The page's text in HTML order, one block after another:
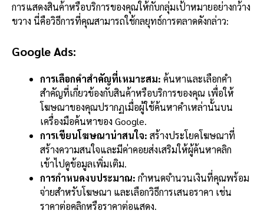
การแสดงสินค้าหรือบริการของคุณให้กับกลุ่มเป้าหมายอย่างกว้าง
ขวาง นี่คือวิธีการที่คุณสามารถใช้กลยุทธ์การตลาดดังกล่าว:
Google Ads:
การเลือกคำสำคัญที่เหมาะสม: ค้นหาและเลือกคำ
สำคัญที่เกี่ยวข้องกับสินค้าหรือบริการของคุณ เพื่อให้
โฆษณาของคุณปรากฏเมื่อผู้ใช้ค้นหาคำเหล่านั้นบน
เครื่องมือค้นหาของ Google.
การเขียนโฆษณาน่าสนใจ: สร้างประโยคโฆษณาที่
สร้างความสนใจและมีค่าคอยส่งเสริมให้ผู้ค้นหาคลิก
เข้าไปดูข้อมูลเพิ่มเติม.
การกำหนดงบประมาณ: กำหนดจำนวนเงินที่คุณพร้อม
จ่ายสำหรับโฆษณา และเลือกวิธีการเสนอราคา เช่น
ราคาต่อคลิกหรือราคาต่อแสดง.